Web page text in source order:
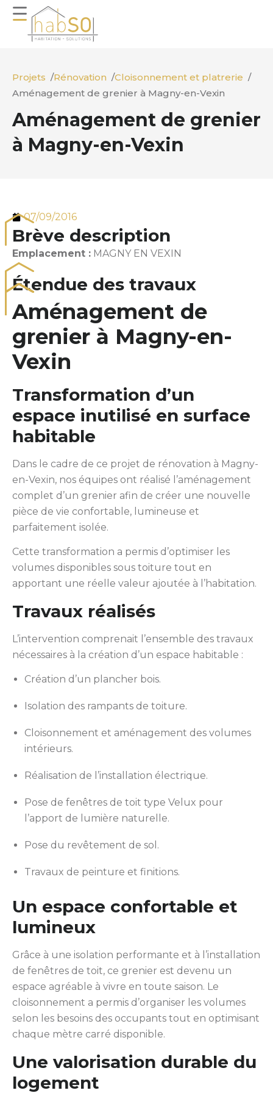
Aménagement de grenier
à Magny-en-Vexin
Projets Rénovation
Cloisonnement et platrerie
Aménagement de grenier à Magny-en-Vexin
07/09/2016
Brève description
Emplacement : MAGNY EN VEXIN
Étendue des travaux
Aménagement de
grenier à Magny-en-
Vexin
Transformation d’un
espace inutilisé en surface
habitable
Dans le cadre de ce projet de rénovation à Magny-
en-Vexin, nos équipes ont réalisé l’aménagement
complet d’un grenier afin de créer une nouvelle
pièce de vie confortable, lumineuse et
parfaitement isolée.
Cette transformation a permis d’optimiser les
volumes disponibles sous toiture tout en
apportant une réelle valeur ajoutée à l’habitation.
Travaux réalisés
L’intervention comprenait l’ensemble des travaux
nécessaires à la création d’un espace habitable :
Création d’un plancher bois.
Isolation des rampants de toiture.
Cloisonnement et aménagement des volumes
intérieurs.
Réalisation de l’installation électrique.
Pose de fenêtres de toit type Velux pour
l’apport de lumière naturelle.
Pose du revêtement de sol.
Travaux de peinture et finitions.
Un espace confortable et
lumineux
Grâce à une isolation performante et à l’installation
de fenêtres de toit, ce grenier est devenu un
espace agréable à vivre en toute saison. Le
cloisonnement a permis d’organiser les volumes
selon les besoins des occupants tout en optimisant
chaque mètre carré disponible.
Une valorisation durable du
logement